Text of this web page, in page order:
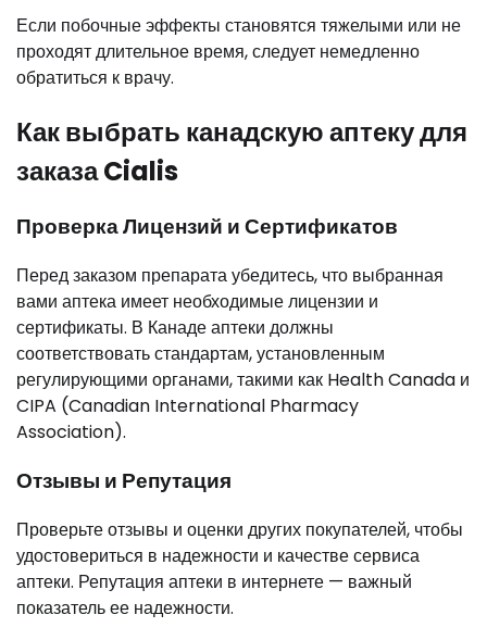
Если побочные эффекты становятся тяжелыми или не
проходят длительное время, следует немедленно
обратиться к врачу.
Как выбрать канадскую аптеку для
заказа Cialis
Проверка Лицензий и Сертификатов
Перед заказом препарата убедитесь, что выбранная
вами аптека имеет необходимые лицензии и
сертификаты. В Канаде аптеки должны
соответствовать стандартам, установленным
регулирующими органами, такими как Health Canada и
CIPA (Canadian International Pharmacy
Association).
Отзывы и Репутация
Проверьте отзывы и оценки других покупателей, чтобы
удостовериться в надежности и качестве сервиса
аптеки. Репутация аптеки в интернете — важный
показатель ее надежности.